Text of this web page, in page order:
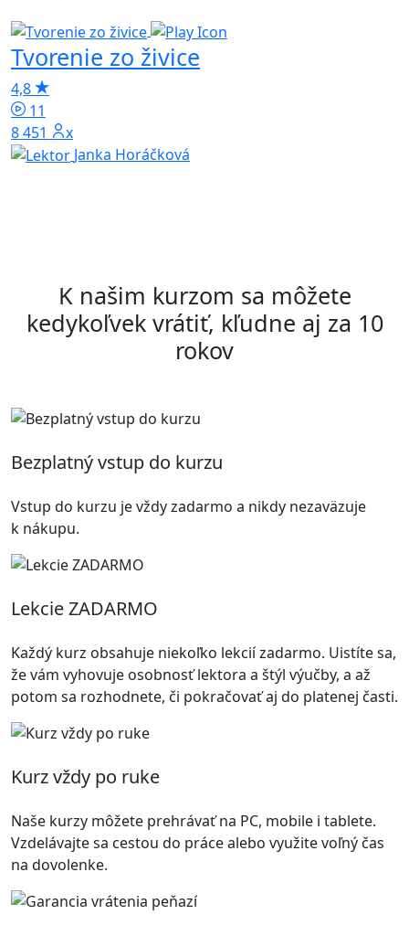
Tvorenie zo živice
4,8
11
8 451x
Janka Horáčková
K našim kurzom sa môžete
kedykoľvek vrátiť, kľudne aj za 10
rokov
Bezplatný vstup do kurzu
Vstup do kurzu je vždy zadarmo a nikdy nezaväzuje
k nákupu.
Lekcie ZADARMO
Každý kurz obsahuje niekoľko lekcií zadarmo. Uistíte sa,
že vám vyhovuje osobnosť lektora a štýl výučby, a až
potom sa rozhodnete, či pokračovať aj do platenej časti.
Kurz vždy po ruke
Naše kurzy môžete prehrávať na PC, mobile i tablete.
Vzdelávajte sa cestou do práce alebo využite voľný čas
na dovolenke.